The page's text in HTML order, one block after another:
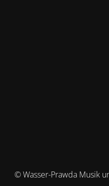
© Wasser-Prawda Musik